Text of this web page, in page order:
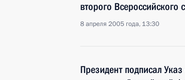
второго Всероссийского
8 апреля 2005 года, 13:30
Президент подписал